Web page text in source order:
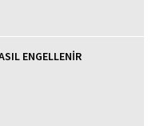
ENGELLENİR